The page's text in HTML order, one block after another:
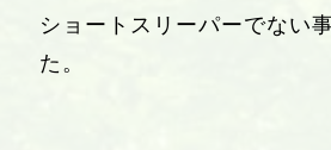
ショートスリーパーでない
た。